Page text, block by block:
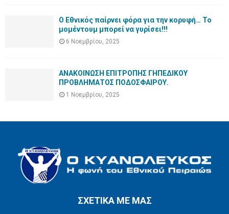
Ο Εθνικός παίρνει φόρα για την κορυφή… Το
μομέντουμ μπορεί να γυρίσει!!!
6 Νοεμβρίου, 2025
ΑΝΑΚΟΙΝΩΣΗ ΕΠΙΤΡΟΠΗΣ ΓΗΠΕΔΙΚΟΥ
ΠΡΟΒΛΗΜΑΤΟΣ ΠΟΔΟΣΦΑΙΡΟΥ.
1 Νοεμβρίου, 2025
ΣΧΕΤΙΚΑ ΜΕ ΜΑΣ